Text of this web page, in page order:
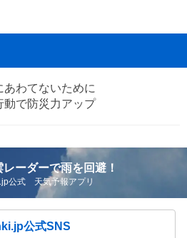
あわてないために
動で防災力アップ
レーダーで雨を回避！
公式 天気予報アプリ
公式SNS